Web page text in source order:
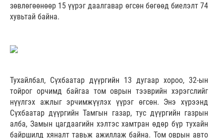
зөвлөгөөнөөр 15 үүрэг даалгавар өгсөн бөгөөд биелэлт 74
хувьтай байна.
Тухайлбал, Сүхбаатар дүүргийн 13 дугаар хороо, 32-ын
тойрог орчимд байгаа том оврын тээврийн хэрэгслийг
нүүлгэх ажлыг эрчимжүүлэх үүрэг өгсөн. Энэ хүрээнд
Сүхбаатар дүүргийн Тамгын газар, тус дүүргийн газрын
алба, Замын цагдаагийн хэлтэс хамтран өдөр бүр тухайн
байршилд хяналт тавьж ажиллаж байна. Том оврын авто